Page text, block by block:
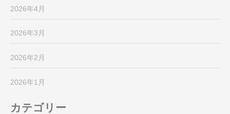
2026年4月
2026年3月
2026年2月
2026年1月
カテゴリー